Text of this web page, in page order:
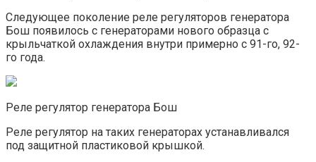
Следующее поколение реле регуляторов генератора
Бош появилось с генераторами нового образца с
крыльчаткой охлаждения внутри примерно с 91-го, 92-
го года.
Реле регулятор генератора Бош
Реле регулятор на таких генераторах устанавливался
под защитной пластиковой крышкой.